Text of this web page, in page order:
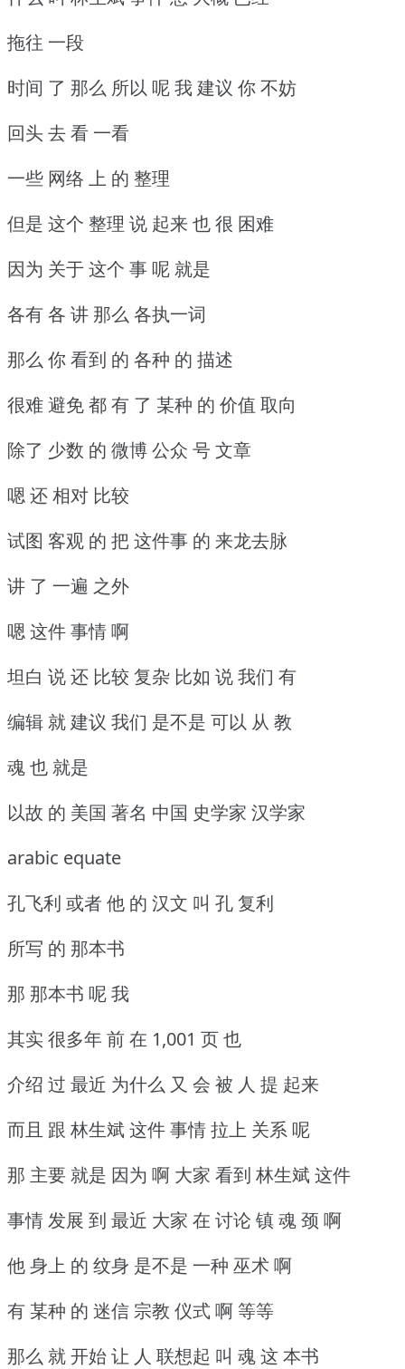
拖往 一段
时间 了 那么 所以 呢 我 建议 你 不妨
回头 去 看 一看
一些 网络 上 的 整理
但是 这个 整理 说 起来 也 很 困难
因为 关于 这个 事 呢 就是
各有 各 讲 那么 各执一词
那么 你 看到 的 各种 的 描述
很难 避免 都 有 了 某种 的 价值 取向
除了 少数 的 微博 公众 号 文章
嗯 还 相对 比较
试图 客观 的 把 这件事 的 来龙去脉
讲 了 一遍 之外
嗯 这件 事情 啊
坦白 说 还 比较 复杂 比如 说 我们 有
编辑 就 建议 我们 是不是 可以 从 教
魂 也 就是
以故 的 美国 著名 中国 史学家 汉学家
arabic equate
孔飞利 或者 他 的 汉文 叫 孔 复利
所写 的 那本书
那 那本书 呢 我
其实 很多年 前 在 1,001 页 也
介绍 过 最近 为什么 又 会 被 人 提 起来
而且 跟 林生斌 这件 事情 拉上 关系 呢
那 主要 就是 因为 啊 大家 看到 林生斌 这件
事情 发展 到 最近 大家 在 讨论 镇 魂 颈 啊
他 身上 的 纹身 是不是 一种 巫术 啊
有 某种 的 迷信 宗教 仪式 啊 等等
那么 就 开始 让 人 联想起 叫 魂 这 本书